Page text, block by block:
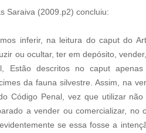
Saraiva (2009.p2) concluiu:
inferir, na leitura do caput do
ou ocultar, ter em depósito,
Estão descritos no caput
da fauna silvestre. Assim, na
Código Penal, vez que utilizar
a vender ou comercializar, no
se essa fosse a